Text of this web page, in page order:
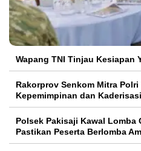
Wapang TNI Tinjau Kesiapan
Rakorprov Senkom Mitra
Kepemimpinan dan Kaderisasi
Polsek Pakisaji Kawal Lomba
Pastikan Peserta Berlomba